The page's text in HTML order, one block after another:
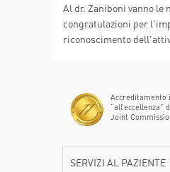
Al dr. Zaniboni vanno le
congratulazioni per
riconoscimento
Accreditamento
“all’eccellenza”
Joint
SERVIZI AL PAZIENTE